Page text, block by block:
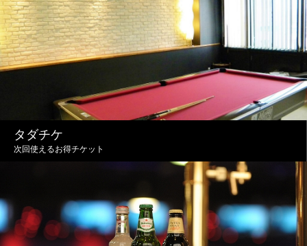
タダチケ
次回使えるお得チケット